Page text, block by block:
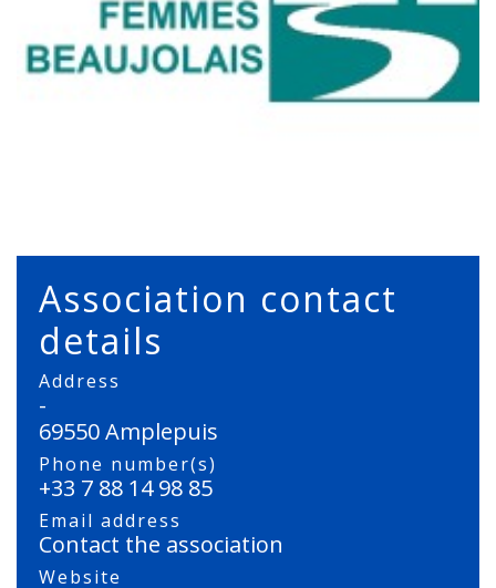
Association contact
details
Address
-
69550 Amplepuis
Phone number(s)
+33 7 88 14 98 85
Email address
Contact the association
Website